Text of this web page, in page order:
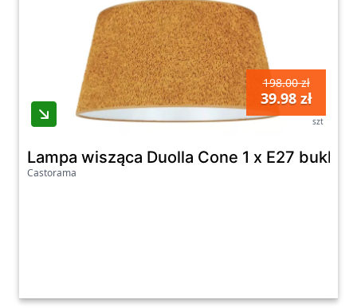
198.00 zł
39.98 zł
szt
Lampa wisząca Duolla Cone 1 x E27 bukla
Castorama